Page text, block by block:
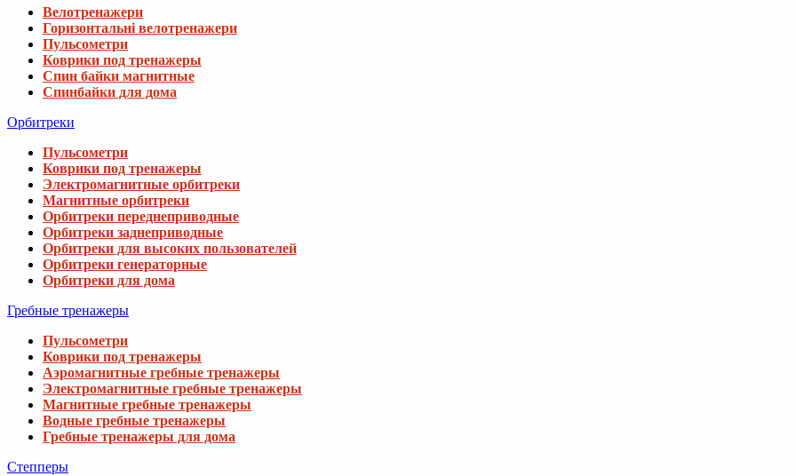
Велотренажери
Горизонтальні велотренажери
Пульсометри
Коврики под тренажеры
Спин байки магнитные
Спинбайки для дома
Орбитреки
Пульсометри
Коврики под тренажеры
Электромагнитные орбитреки
Магнитные орбитреки
Орбитреки переднеприводные
Орбитреки заднеприводные
Орбитреки для высоких пользователей
Орбитреки генераторные
Орбитреки для дома
Гребные тренажеры
Пульсометри
Коврики под тренажеры
Аэромагнитные гребные тренажеры
Электромагнитные гребные тренажеры
Магнитные гребные тренажеры
Водные гребные тренажеры
Гребные тренажеры для дома
Степперы